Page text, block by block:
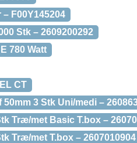
F00Y145204
Stk – 2609200292
780 Watt
CT
3 Stk Uni/medi –
Træ/met Basic T.box –
Træ/met T.box – 2607010904